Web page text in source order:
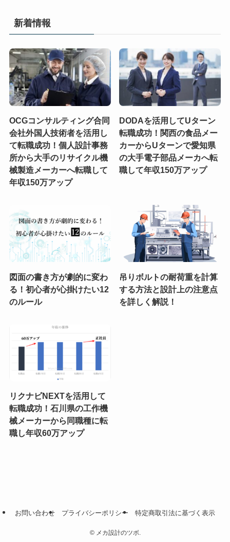
新着情報
OCGコンサルティング合同
会社外国人技術者を活用し
て転職成功！個人設計事務
所から大手のリサイクル機
械製造メーカーへ転職して
年収150万アップ
DODAを活用してUターン
転職成功！関西の食品メー
カーからUターンで愛知県
の大手電子部品メーカへ転
職して年収150万アップ
図面の書き方が劇的に変わ
る！初心者が心掛けたい12
のルール
吊りボルトの耐荷重を計算
する方法と設計上の注意点
を詳しく解説！
リクナビNEXTを活用して
転職成功！石川県の工作機
械メーカーから同職種に転
職し年収60万アップ
お問い合わせ プライバシーポリシー 特定商取引法に基づく表示
©メカ設計のツボ.